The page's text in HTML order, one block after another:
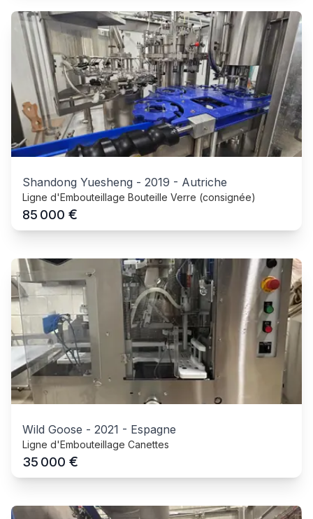
Shandong Yuesheng - 2019 - Autriche
Ligne d'Embouteillage Bouteille Verre (consignée)
85 000 €
Wild Goose - 2021 - Espagne
Ligne d'Embouteillage Canettes
35 000 €